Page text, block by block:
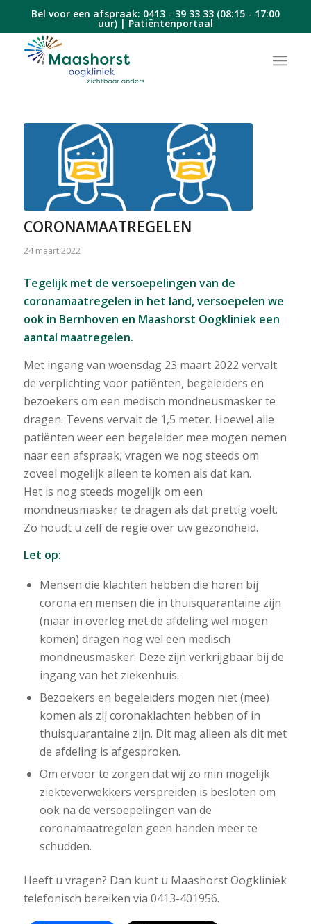
Bel voor een afspraak: 0413 - 39 33 33(08:15 - 17:00
uur) | Patiëntenportaal
CORONAMAATREGELEN
24 maart 2022
Tegelijk met de versoepelingen van de
coronamaatregelen in het land, versoepelen we
ook in Bernhoven en Maashorst Oogkliniek een
aantal maatregelen.
Met ingang van woensdag 23 maart 2022 vervalt
de verplichting voor patiënten, begeleiders en
bezoekers om een medisch mondneusmasker te
dragen. Tevens vervalt de 1,5 meter. Hoewel alle
patiënten weer een begeleider mee mogen nemen
naar een afspraak, vragen we nog steeds om
zoveel mogelijk alleen te komen als dat kan.
Het is nog steeds mogelijk om een
mondneusmasker te dragen als dat prettig voelt.
Zo houdt u zelf de regie over uw gezondheid.
Let op:
Mensen die klachten hebben die horen bij
corona en mensen die in thuisquarantaine zijn
(maar in overleg met de afdeling wel mogen
komen) dragen nog wel een medisch
mondneusmasker. Deze zijn verkrijgbaar bij de
ingang van het ziekenhuis.
Bezoekers en begeleiders mogen niet (mee)
komen als zij coronaklachten hebben of in
thuisquarantaine zijn. Dit mag alleen als dit met
de afdeling is afgesproken.
Om ervoor te zorgen dat wij zo min mogelijk
ziekteverwekkers verspreiden is besloten om
ook na de versoepelingen van de
coronamaatregelen geen handen meer te
schudden.
Heeft u vragen? Dan kunt u Maashorst Oogkliniek
telefonisch bereiken via 0413-401956.